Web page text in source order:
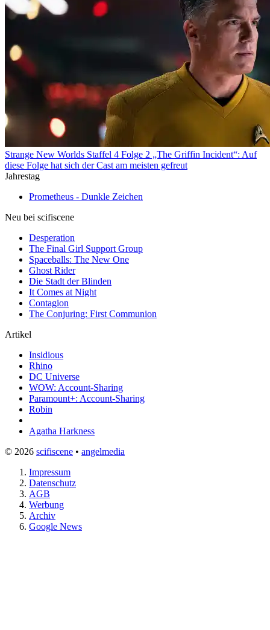
Strange New Worlds Staffel 4 Folge 2 „The Griffin Incident“: Auf
diese Folge hat sich der Cast am meisten gefreut
Jahrestag
Prometheus - Dunkle Zeichen
Neu bei scifiscene
Desperation
The Final Girl Support Group
Spaceballs: The New One
Ghost Rider
Die Stadt der Blinden
It Comes at Night
Contagion
The Conjuring: First Communion
Artikel
Insidious
Rhino
DC Universe
WOW: Account-Sharing
Paramount+: Account-Sharing
Robin
Agatha Harkness
© 2026 scifiscene • angelmedia
Impressum
Datenschutz
AGB
Werbung
Archiv
Google News